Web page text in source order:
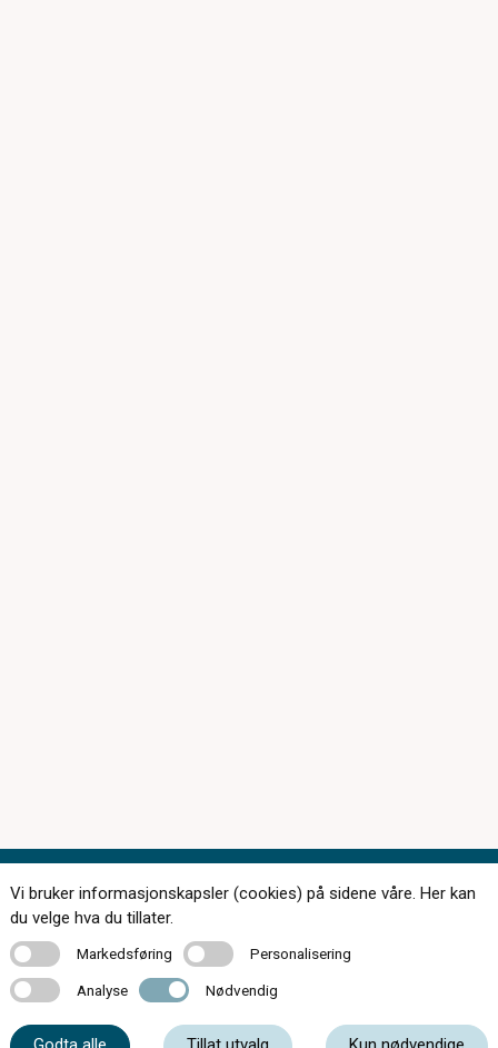
Kontakt oss
Vi bruker informasjonskapsler (cookies) på sidene våre. Her kan
du velge hva du tillater.
MarkedsføringMarkedsføring PersonaliseringPersonalisering
Analyse Analyse Nødvendig Nødvendig